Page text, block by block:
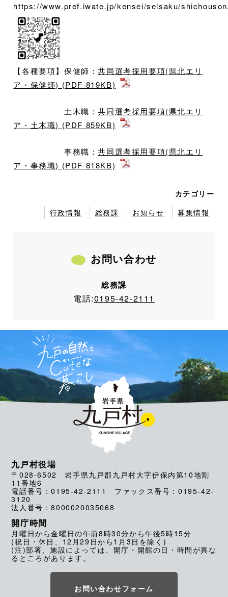
https://www.pref.iwate.jp/kensei/seisaku/
【各種要項】保健師：共同選考採用要項(県北エリ
ア・保健師) (PDF 819KB)
土木職：共同選考採用要項(県北エリ
ア・土木職) (PDF 859KB)
事務職：共同選考採用要項(県北エリ
ア・事務職) (PDF 818KB)
カテゴリー
行政情報
総務課 お知らせ 募集情報
お問い合わせ
総務課
電話:0195-42-2111
九戸村役場
〒028-6502 岩手県九戸郡九戸村大字伊保内第10地割
11番地6
電話番号：0195-42-2111 ファックス番号：0195-42-
3120
法人番号：8000020035068
開庁時間
月曜日から金曜日の午前8時30分から午後5時15分
(祝日・休日、12月29日から1月3日を除く)
(注)部署、施設によっては、開庁・開館の日・時間が異な
るところがあります。
お問い合わせフォーム